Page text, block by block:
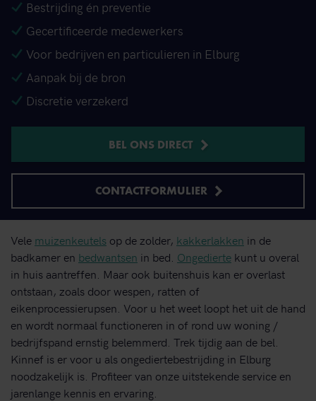
Bestrijding én preventie
Gecertificeerde medewerkers
Voor bedrijven en particulieren in Elburg
Aanpak bij de bron
Discretie verzekerd
BEL ONS DIRECT
CONTACTFORMULIER
Vele muizenkeutels op de zolder, kakkerlakken in de
badkamer en bedwantsen in bed. Ongedierte kunt u overal
in huis aantreffen. Maar ook buitenshuis kan er overlast
ontstaan, zoals door wespen, ratten of
eikenprocessierupsen. Voor u het weet loopt het uit de hand
en wordt normaal functioneren in of rond uw woning /
bedrijfspand ernstig belemmerd. Trek tijdig aan de bel.
Kinnef is er voor u als ongediertebestrijding in Elburg
noodzakelijk is. Profiteer van onze uitstekende service en
jarenlange kennis en ervaring.